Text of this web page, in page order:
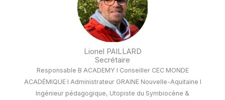
i
n
-
i
n
Lionel PAILLARD
Secrétaire
Responsable B ACADEMY I Conseiller CEC MONDE
ACADÉMIQUE I Administrateur GRAINE Nouvelle-Aquitaine I
Ingénieur pédagogique, Utopiste du Symbiocène &